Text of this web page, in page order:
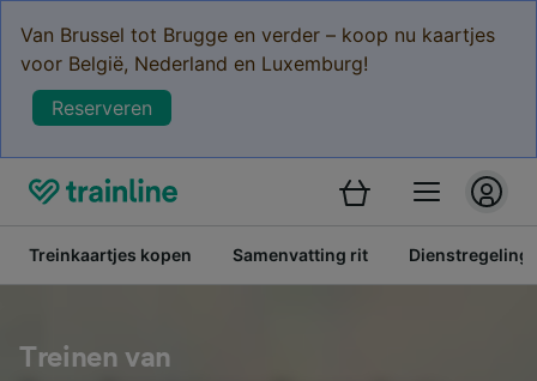
Van Brussel tot Brugge en verder – koop nu kaartjes
voor België, Nederland en Luxemburg!
Reserveren
Treinkaartjes kopen Samenvatting rit Dienstregeling
Treinen van